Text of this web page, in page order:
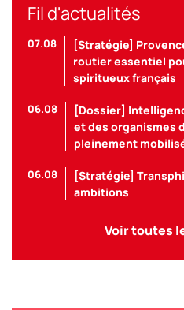
Fil d'actualités
07.08
[Stratégie]
routier essentiel
spiritueux français
06.08
[Dossier]
et des organismes
pleinement
06.08
[Stratégie]
ambitions
Voir toutes